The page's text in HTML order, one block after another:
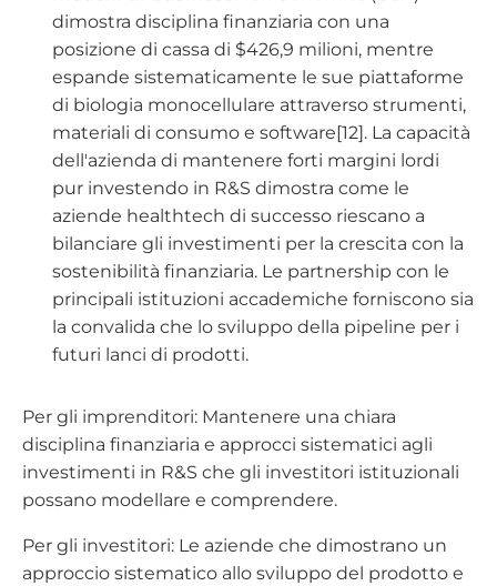
dimostra disciplina finanziaria con una
posizione di cassa di $426,9 milioni, mentre
espande sistematicamente le sue piattaforme
di biologia monocellulare attraverso strumenti,
materiali di consumo e software[12]. La capacità
dell'azienda di mantenere forti margini lordi
pur investendo in R&S dimostra come le
aziende healthtech di successo riescano a
bilanciare gli investimenti per la crescita con la
sostenibilità finanziaria. Le partnership con le
principali istituzioni accademiche forniscono sia
la convalida che lo sviluppo della pipeline per i
futuri lanci di prodotti.
Per gli imprenditori: Mantenere una chiara
disciplina finanziaria e approcci sistematici agli
investimenti in R&S che gli investitori istituzionali
possano modellare e comprendere.
Per gli investitori: Le aziende che dimostrano un
approccio sistematico allo sviluppo del prodotto e